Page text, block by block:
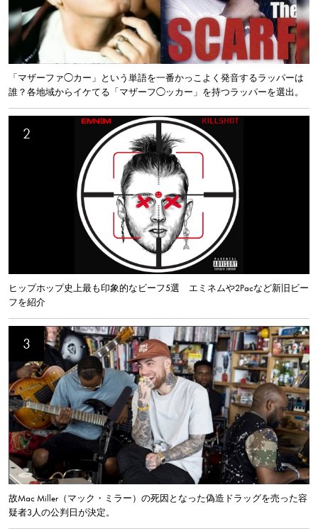
「マザーファ◯カー」という単語を一番かっこよく発音するラッパーは
誰？各地域からイケてる「マザーフ◯ッカー」を持つラッパーを選出。
ヒップホップ史上最も印象的なビーフ5選 エミネムや2Pacなど新旧ビー
フを紹介
故Mac Miller（マック・ミラー）の死因となった偽造ドラッグを売った容
疑者3人の公判日が決定。